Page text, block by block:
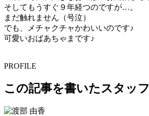
そしてもうすぐ９年経つのですが…。
まだ触れません（号泣）
でも、メチャクチャかわいいのです♪
可愛いおばあちゃまです♪
PROFILE
この記事を書いたスタッフ